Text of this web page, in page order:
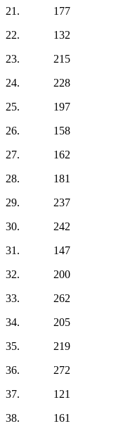
21. 177
22. 132
23. 215
24. 228
25. 197
26. 158
27. 162
28. 181
29. 237
30. 242
31. 147
32. 200
33. 262
34. 205
35. 219
36. 272
37. 121
38. 161